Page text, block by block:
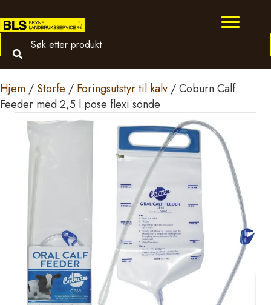
Hjem / Storfe / Foringsutstyr til kalv / Coburn Calf
Feeder med 2,5 l pose flexi sonde